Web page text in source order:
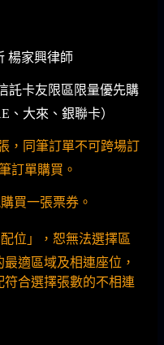
楊家興律師
託卡友限區限量優先購
、大來、銀聯卡）
，同筆訂單不可跨場訂
訂單購買。
買一張票券。
位」，恕無法選擇區
適區域及相連座位，
合選擇張數的不相連